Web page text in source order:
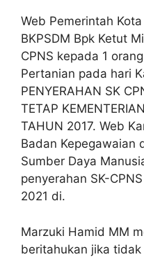
Web Pemerintah
BKPSDM Bpk Ketut
CPNS kepada 1
Pertanian pada hari
PENYERAHAN SK
TETAP
TAHUN 2017. Web
Badan Kepegawaian
Sumber Daya
penyerahan SK-
2021 di.
Marzuki Hamid MM
beritahukan jika